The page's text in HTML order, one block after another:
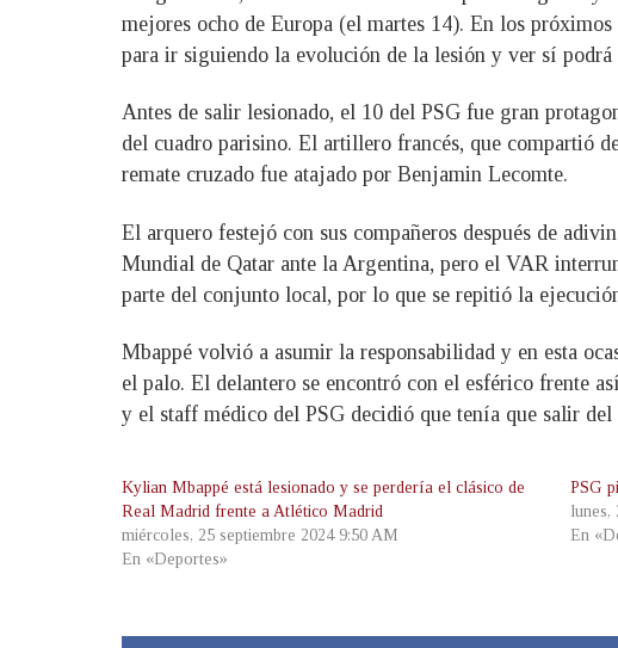
mejores ocho de Europa (el martes 14). En los
para ir siguiendo la evolución de la lesión y ver sí
Antes de salir lesionado, el 10 del PSG fue gran
del cuadro parisino. El artillero francés, que compartió
remate cruzado fue atajado por Benjamin Lecomte.
El arquero festejó con sus compañeros después de
Mundial de Qatar ante la Argentina, pero el VAR
parte del conjunto local, por lo que se repitió la
Mbappé volvió a asumir la responsabilidad y en esta
el palo. El delantero se encontró con el esférico frente
y el staff médico del PSG decidió que tenía que salir del
Kylian Mbappé está lesionado y se perdería el clásico de
Real Madrid frente a Atlético Madrid
miércoles, 25 septiembre 2024 9:50 AM
En «Deportes»
PSG
lunes,
En